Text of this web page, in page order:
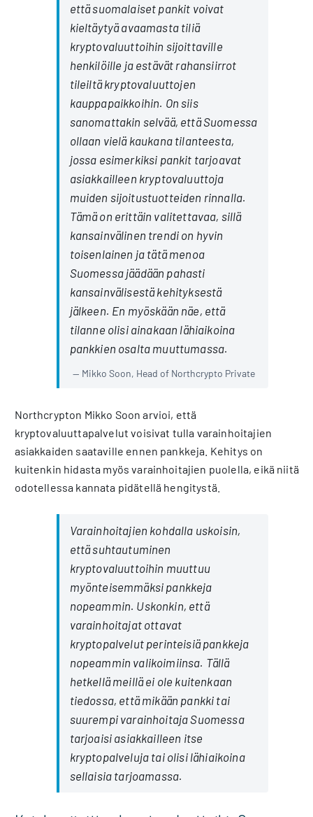
että suomalaiset pankit voivat
kieltäytyä avaamasta tiliä
kryptovaluuttoihin sijoittaville
henkilöille ja estävät rahansiirrot
tileiltä kryptovaluuttojen
kauppapaikkoihin. On siis
sanomattakin selvää, että Suomessa
ollaan vielä kaukana tilanteesta,
jossa esimerkiksi pankit tarjoavat
asiakkailleen kryptovaluuttoja
muiden sijoitustuotteiden rinnalla.
Tämä on erittäin valitettavaa, sillä
kansainvälinen trendi on hyvin
toisenlainen ja tätä menoa
Suomessa jäädään pahasti
kansainvälisestä kehityksestä
jälkeen. En myöskään näe, että
tilanne olisi ainakaan lähiaikoina
pankkien osalta muuttumassa.
Mikko Soon, Head of Northcrypto Private
Northcrypton Mikko Soon arvioi, että
kryptovaluuttapalvelut voisivat tulla varainhoitajien
asiakkaiden saataville ennen pankkeja. Kehitys on
kuitenkin hidasta myös varainhoitajien puolella, eikä niitä
odotellessa kannata pidätellä hengitystä.
Varainhoitajien kohdalla uskoisin,
että suhtautuminen
kryptovaluuttoihin muuttuu
myönteisemmäksi pankkeja
nopeammin. Uskonkin, että
varainhoitajat ottavat
kryptopalvelut perinteisiä pankkeja
nopeammin valikoimiinsa. Tällä
hetkellä meillä ei ole kuitenkaan
tiedossa, että mikään pankki tai
suurempi varainhoitaja Suomessa
tarjoaisi asiakkailleen itse
kryptopalveluja tai olisi lähiaikoina
sellaisia tarjoamassa.